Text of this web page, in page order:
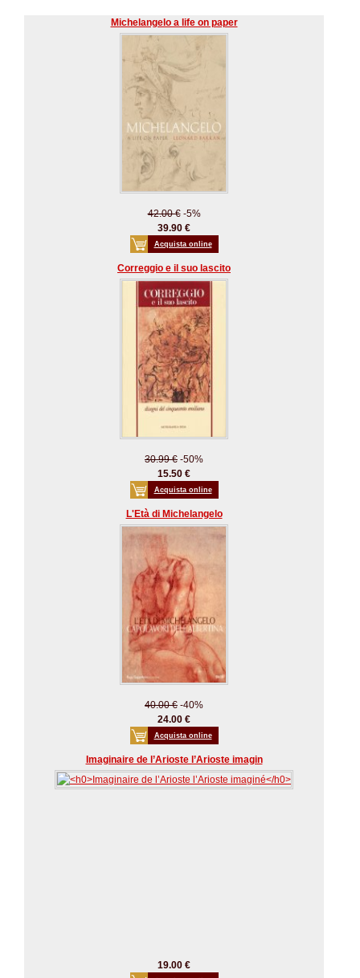
Michelangelo a life on paper
42.00 €-5%
39.90 €
Acquista online
Correggio e il suo lascito
30.99 € -50%
15.50 €
Acquista online
L'Età di Michelangelo
40.00 € -40%
24.00 €
Acquista online
Imaginaire de l’Arioste l’Arioste imagin
19.00 €